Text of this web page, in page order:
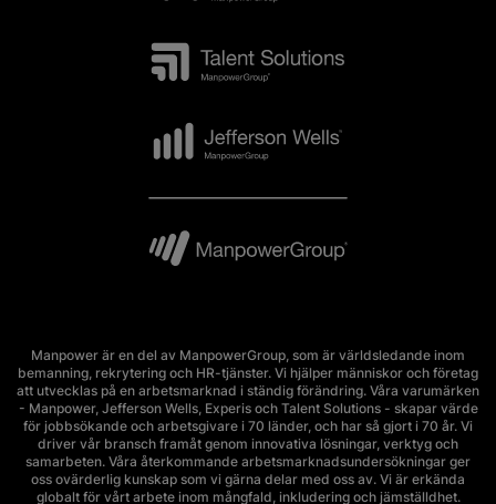
Manpower är en del av ManpowerGroup, som är världsledande inom
bemanning, rekrytering och HR-tjänster. Vi hjälper människor och företag
att utvecklas på en arbetsmarknad i ständig förändring. Våra varumärken
- Manpower, Jefferson Wells, Experis och Talent Solutions - skapar värde
för jobbsökande och arbetsgivare i 70 länder, och har så gjort i 70 år. Vi
driver vår bransch framåt genom innovativa lösningar, verktyg och
samarbeten. Våra återkommande arbetsmarknadsundersökningar ger
oss ovärderlig kunskap som vi gärna delar med oss av. Vi är erkända
globalt för vårt arbete inom mångfald, inkludering och jämställdhet.